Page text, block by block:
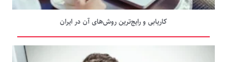
کاریابی و رایج‌ترین روش‌های آن در ایران